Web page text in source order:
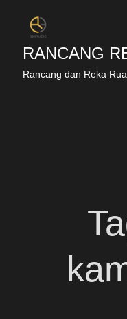
RANCANG
Rancang dan Reka